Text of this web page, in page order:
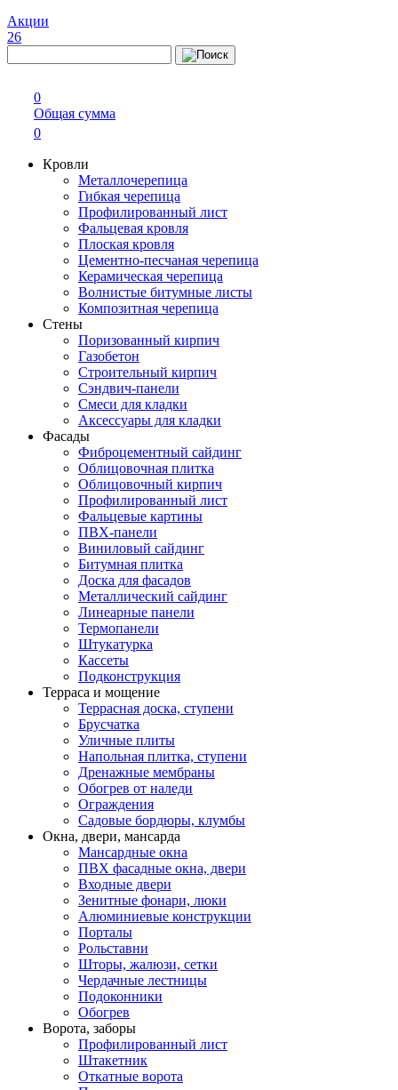
Акции
26
0
Общая сумма
0
Кровли
Металлочерепица
Гибкая черепица
Профилированный лист
Фальцевая кровля
Плоская кровля
Цементно-песчаная черепица
Керамическая черепица
Волнистые битумные листы
Композитная черепица
Стены
Поризованный кирпич
Газобетон
Строительный кирпич
Сэндвич-панели
Смеси для кладки
Аксессуары для кладки
Фасады
Фиброцементный сайдинг
Облицовочная плитка
Облицовочный кирпич
Профилированный лист
Фальцевые картины
ПВХ-панели
Виниловый сайдинг
Битумная плитка
Доска для фасадов
Металлический сайдинг
Линеарные панели
Термопанели
Штукатурка
Кассеты
Подконструкция
Терраса и мощение
Террасная доска, ступени
Брусчатка
Уличные плиты
Напольная плитка, ступени
Дренажные мембраны
Обогрев от наледи
Ограждения
Садовые бордюры, клумбы
Окна, двери, мансарда
Мансардные окна
ПВХ фасадные окна, двери
Входные двери
Зенитные фонари, люки
Алюминиевые конструкции
Порталы
Рольставни
Шторы, жалюзи, сетки
Чердачные лестницы
Подоконники
Обогрев
Ворота, заборы
Профилированный лист
Штакетник
Откатные ворота